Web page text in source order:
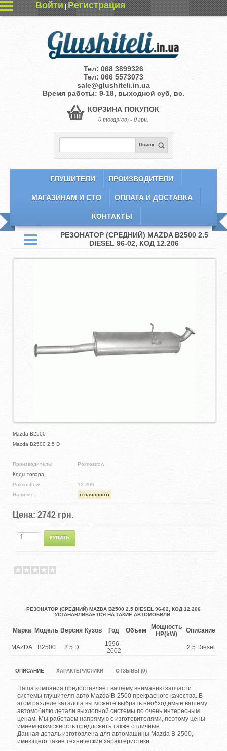
Войти|Регистрация
Тел: 068 3899326
Тел: 066 5573073
sale@glushiteli.in.ua
Время работы: 9-18, выходной суб, вс.
КОРЗИНА ПОКУПОК
0 товар(ов) - 0 грн.
Поиск
ГЛУШИТЕЛИ ПРОИЗВОДИТЕЛИ
МАГАЗИНАМ И СТО ОПЛАТА И ДОСТАВКА
КОНТАКТЫ
РЕЗОНАТОР (СРЕДНИЙ) MAZDA B2500 2.5
DIESEL 96-02, КОД 12.206
Mazda B2500
Mazda B2500 2.5 D
Производитель:
Polmostrow
Коды товара
Polmostrow
12.206
Наличие:
в наявності
Цена:2742 грн.
РЕЗОНАТОР (СРЕДНИЙ) MAZDA B2500 2.5 DIESEL 96-02, КОД 12.206
УСТАНАВЛИВАЕТСЯ НА ТАКИЕ АВТОМОБИЛИ:
Марка Модель Версия Кузов Год Объем
Мощность
HP(kW)
Описание
MAZDA B2500 2.5 D
1996 -
2002
2.5 Diesel
ОПИСАНИЕ ХАРАКТЕРИСТИКИ ОТЗЫВЫ (0)
Наша компания предоставляет вашему вниманию запчасти
системы глушителя авто Mazda B-2500 прекрасного качества. В
этом разделе каталога вы можете выбрать необходимые вашему
автомобилю детали выхлопной системы по очень интересным
ценам. Мы работаем напрямую с изготовителями, поэтому цены
имеем возможность предложить также отличные.
Данная деталь изготовлена для автомашины Mazda B-2500,
имеющего такие технические характеристики: